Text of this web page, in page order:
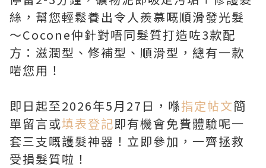
絲，幫您輕鬆養出令人羨慕嘅順滑發光髮
～Cocone仲針對唔同髮質打造咗3款配
方：滋潤型、修補型、順滑型，總有一款
啱您用！
即日起至2026年5月27日，喺指定帖文簡
單留言或填表登記即有機會免費體驗呢一
套三支嘅護髮神器！立即參加，一齊拯救
受損髮質啦！